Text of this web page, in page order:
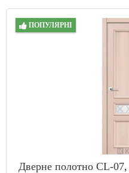
ПОПУЛЯРНІ
Дверне полотно CL-